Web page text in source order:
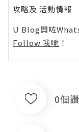
攻略及 活動情報
U Blog開咗
Follow 我哋 ！
0個